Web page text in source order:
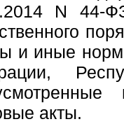
N 44-
и иные
акты.